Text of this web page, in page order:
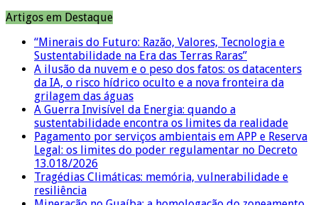
Artigos em Destaque
“Minerais do Futuro: Razão, Valores, Tecnologia e
Sustentabilidade na Era das Terras Raras”
A ilusão da nuvem e o peso dos fatos: os datacenters
da IA, o risco hídrico oculto e a nova fronteira da
grilagem das águas
A Guerra Invisível da Energia: quando a
sustentabilidade encontra os limites da realidade
Pagamento por serviços ambientais em APP e Reserva
Legal: os limites do poder regulamentar no Decreto
13.018/2026
Tragédias Climáticas: memória, vulnerabilidade e
resiliência